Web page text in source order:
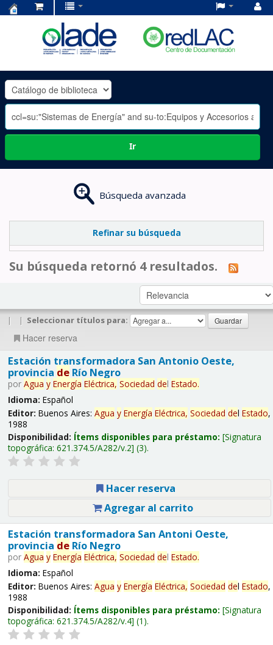
OLADE
-
Ir
Búsqueda avanzada
Refinar su búsqueda
Su búsqueda retornó 4 resultados.
| | Seleccionar títulos para:
Hacer reserva
Estación transformadora San Antonio Oeste,
provincia deRío Negro
por Agua y Energía Eléctrica, Sociedad del Estado.
Idioma: Español
Editor: Buenos Aires: Agua y Energía Eléctrica, Sociedad del Estado,
1988
Disponibilidad: Ítems disponibles para préstamo: Signatura
topográfica: 621.374.5/A282/v.2 (3).
Hacer reserva
Agregar al carrito
Estación transformadora San Antoni Oeste,
provincia deRío Negro
por Agua y Energía Eléctrica, Sociedad del Estado.
Idioma: Español
Editor: Buenos Aires: Agua y Energía Eléctrica, Sociedad del Estado,
1988
Disponibilidad: Ítems disponibles para préstamo: Signatura
topográfica: 621.374.5/A282/v.4 (1).